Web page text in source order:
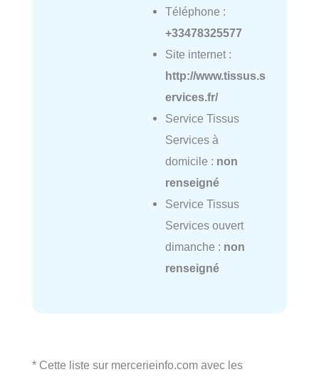
Téléphone :
+33478325577
Site internet :
http://www.tissus.s
ervices.fr/
Service Tissus
Services à
domicile : non
renseigné
Service Tissus
Services ouvert
dimanche : non
renseigné
* Cette liste sur mercerieinfo.com avec les